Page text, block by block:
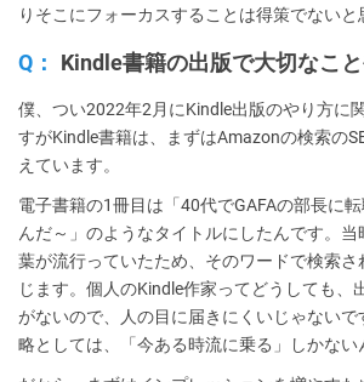
りそこにフォーカスすることは得策でないと
Q： Kindle書籍の出版で大切なこ
僕、つい2022年2月にKindle出版のやり方に
すがKindle書籍は、まずはAmazonの検索の
えています。
電子書籍の1冊目は「40代でGAFAの部長に
んだ～」のようなタイトルにしたんです。当
葉が流行っていたため、そのワードで検索
じます。個人のKindle作家ってどうしても、
がないので、人の目に届きにくいじゃない
略としては、「今ある時流に乗る」しかない